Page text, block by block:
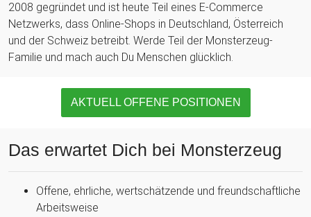
2008 gegründet und ist heute Teil eines E-Commerce
Netzwerks, dass Online-Shops in Deutschland, Österreich
und der Schweiz betreibt. Werde Teil der Monsterzeug-
Familie und mach auch Du Menschen glücklich.
AKTUELL OFFENE POSITIONEN
Das erwartet Dich bei Monsterzeug
Offene, ehrliche, wertschätzende und freundschaftliche
Arbeitsweise